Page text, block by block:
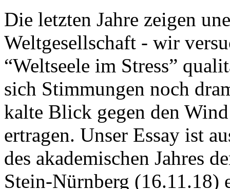
Die letzten Jahre zeigen
Weltgesellschaft - wir
“Weltseele im Stress”
sich Stimmungen noch
kalte Blick gegen den
ertragen. Unser Essay ist
des akademischen Jahres
Stein-Nürnberg (16.11.18)